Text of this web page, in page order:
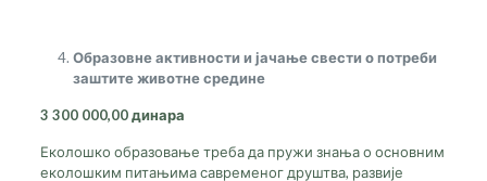
Образовне активности и јачање свести о потреби
заштите животне средине
3 300 000,00 динара
Еколошко образовање треба да пружи знања о основним
еколошким питањима савременог друштва, развије